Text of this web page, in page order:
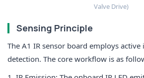
Valve Drive)
Sensing Principle
The A1 IR sensor board employs active
detection. The core workflow is as